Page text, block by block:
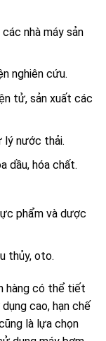
nhà máy sản
nghiên cứu.
tử, sản xuất các
lý nước thải.
dầu, hóa chất.
phẩm và dược
thủy, oto.
hàng có thể tiết
cao, hạn chế
là lựa chọn